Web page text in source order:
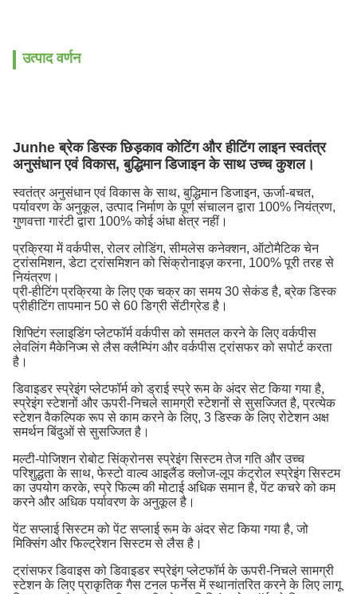
उत्पाद वर्णन
Junhe ब्रेक डिस्क छिड़काव कोटिंग और हीटिंग लाइन स्वतंत्र
अनुसंधान एवं विकास, बुद्धिमान डिजाइन के साथ उच्च कुशल।
स्वतंत्र अनुसंधान एवं विकास के साथ, बुद्धिमान डिजाइन, ऊर्जा-बचत,
पर्यावरण के अनुकूल, उत्पाद निर्माण के पूर्ण संचालन द्वारा 100% नियंत्रण,
गुणवत्ता गारंटी द्वारा 100% कोई अंधा क्षेत्र नहीं।
प्रक्रिया में वर्कपीस, रोलर लोडिंग, सीमलेस कनेक्शन, ऑटोमैटिक चेन
ट्रांसमिशन, डेटा ट्रांसमिशन को सिंक्रोनाइज़ करना, 100% पूरी तरह से
नियंत्रण।
प्री-हीटिंग प्रक्रिया के लिए एक चक्र का समय 30 सेकंड है, ब्रेक डिस्क
प्रीहीटिंग तापमान 50 से 60 डिग्री सेंटीग्रेड है।
शिफ्टिंग स्लाइडिंग प्लेटफॉर्म वर्कपीस को समतल करने के लिए वर्कपीस
लेवलिंग मैकेनिज्म से लैस क्लैम्पिंग और वर्कपीस ट्रांसफर को सपोर्ट करता
है।
डिवाइडर स्प्रेइंग प्लेटफॉर्म को ड्राई स्प्रे रूम के अंदर सेट किया गया है,
स्प्रेइंग स्टेशनों और ऊपरी-निचले सामग्री स्टेशनों से सुसज्जित है, प्रत्येक
स्टेशन वैकल्पिक रूप से काम करने के लिए, 3 डिस्क के लिए रोटेशन अक्ष
समर्थन बिंदुओं से सुसज्जित है।
मल्टी-पोजिशन रोबोट सिंक्रोनस स्प्रेइंग सिस्टम तेज गति और उच्च
परिशुद्धता के साथ, फेस्टो वाल्व आइलैंड क्लोज-लूप कंट्रोल स्प्रेइंग सिस्टम
का उपयोग करके, स्प्रे फिल्म की मोटाई अधिक समान है, पेंट कचरे को कम
करने और अधिक पर्यावरण के अनुकूल है।
पेंट सप्लाई सिस्टम को पेंट सप्लाई रूम के अंदर सेट किया गया है, जो
मिक्सिंग और फिल्ट्रेशन सिस्टम से लैस है।
ट्रांसफर डिवाइस को डिवाइडर स्प्रेइंग प्लेटफॉर्म के ऊपरी-निचले सामग्री
स्टेशन के लिए प्राकृतिक गैस टनल फर्नेस में स्थानांतरित करने के लिए लागू